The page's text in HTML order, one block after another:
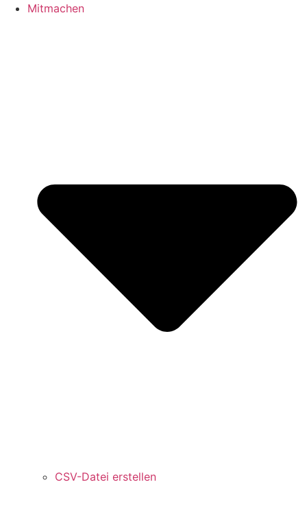
Mitmachen
CSV-Datei erstellen